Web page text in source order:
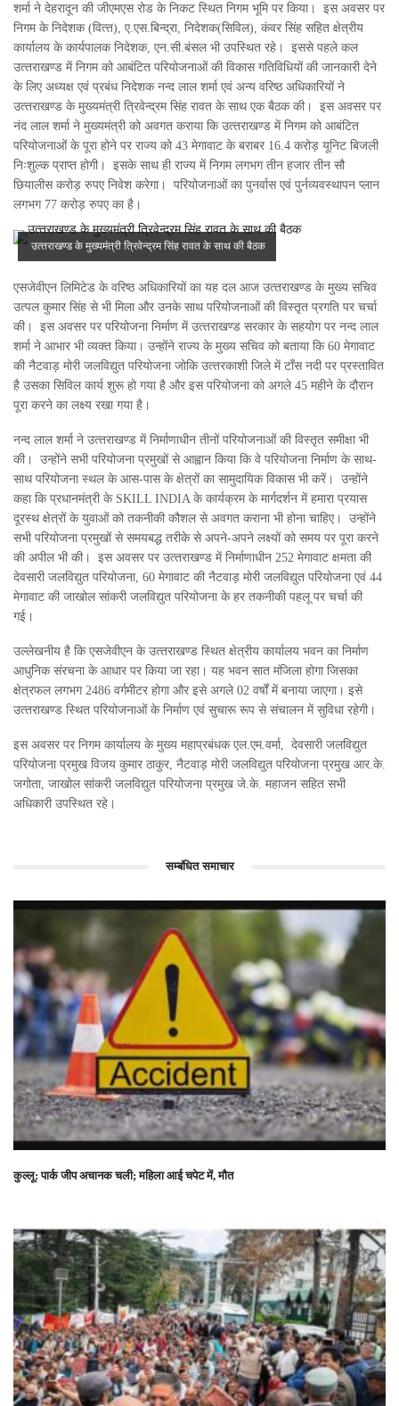
शर्मा ने देहरादून की जीएमएस रोड के निकट स्थित निगम भूमि पर किया। इस अवसर पर
निगम के निदेशक (वित्‍त), ए.एस.बिन्‍द्रा, निदेशक(सिविल), कंवर सिंह सहित क्षेत्रीय
कार्यालय के कार्यपालक निदेशक, एन.सी.बंसल भी उपस्थित रहे। इससे पहले कल
उत्‍तराखण्‍ड में निगम को आबंटित परियोजनाओं की विकास गतिविधियों की जानकारी देने
के लिए अध्‍यक्ष एवं प्रबंध निदेशक नन्‍द लाल शर्मा एवं अन्‍य वरिष्‍ठ अधिकारियों ने
उत्‍तराखण्‍ड के मुख्‍यमंत्री त्रिवेन्द्रम सिंह रावत के साथ एक बैठक की। इस अवसर पर
नंद लाल शर्मा ने मुख्‍यमंत्री को अवगत कराया कि उत्‍तराखण्‍ड में निगम को आबंटित
परियोजनाओं के पूरा होने पर राज्‍य को 43 मेगावाट के बराबर 16.4 करोड़ यूनिट बिजली
निःशुल्‍क प्राप्‍त होगी। इसके साथ ही राज्‍य में निगम लगभग तीन हजार तीन सौ
छियालीस करोड़ रुपए निवेश करेगा। परियोजनाओं का पुनर्वास एवं पुर्नव्‍यवस्‍थापन प्‍लान
लगभग 77 करोड़ रुपए का है।
उत्‍तराखण्‍ड के मुख्‍यमंत्री त्रिवेन्द्रम सिंह रावत के साथ की बैठक
एसजेवीएन लिमिटेड के वरिष्‍ठ अधिकारियों का यह दल आज उत्‍तराखण्‍ड के मुख्‍य सचिव
उत्‍पल कुमार सिंह से भी मिला और उनके साथ परियोजनाओं की विस्‍तृत प्रगति पर चर्चा
की। इस अवसर पर परियोजना निर्माण में उत्‍तराखण्‍ड सरकार के सहयोग पर नन्द लाल
शर्मा ने आभार भी व्‍यक्‍त किया। उन्‍होंने राज्‍य के मुख्‍य सचिव को बताया कि 60 मेगावाट
की नैटवाड़ मोरी जलविद्युत परियोजना जोकि उत्‍तरकाशी जिले में टॉंस नदी पर प्रस्‍तावित
है उसका सिविल कार्य शुरू हो गया है और इस परियोजना को अगले 45 महीने के दौरान
पूरा करने का लक्ष्‍य रखा गया है।
नन्‍द लाल शर्मा ने उत्‍तराखण्‍ड में निर्माणाधीन तीनों परियोजनाओं की विस्‍तृत समीक्षा भी
की। उन्होंने सभी परियोजना प्रमुखों से आह्वान किया कि वे परियोजना निर्माण के साथ-
साथ परियोजना स्‍थल के आस-पास के क्षेत्रों का सामुदायिक विकास भी करें। उन्‍होंने
कहा कि प्रधानमंत्री के SKILL INDIA के कार्यक्रम के मार्गदर्शन में हमारा प्रयास
दूरस्‍थ क्षेत्रों के युवाओं को तकनीकी कौशल से अवगत कराना भी होना चाहिए। उन्‍होंने
सभी परियोजना प्रमुखों से समयबद्ध तरीके से अपने-अपने लक्ष्‍यों को समय पर पूरा करने
की अपील भी की। इस अवसर पर उत्‍तराखण्‍ड में निर्माणाधीन 252 मेगावाट क्षमता की
देवसारी जलविद्युत परियोजना, 60 मेगावाट की नैटवाड़ मोरी जलविद्युत परियोजना एवं 44
मेगावाट की जाखोल सांकरी जलविद्युत परियोजना के हर तकनीकी पहलू पर चर्चा की
गई।
उल्‍लेखनीय है कि एसजेवीएन के उत्‍तराखण्‍ड स्थित क्षेत्रीय कार्यालय भवन का निर्माण
आधुनिक संरचना के आधार पर किया जा रहा। यह भवन सात मंजिला होगा जिसका
क्षेत्रफल लगभग 2486 वर्गमीटर होगा और इसे अगले 02 वर्षों में बनाया जाएगा। इसे
उत्‍तराखण्‍ड स्थित परियोजनाओं के निर्माण एवं सुचारू रूप से संचालन में सुविधा रहेगी।
इस अवसर पर निगम कार्यालय के मुख्‍य महाप्रबंधक एल.एम.वर्मा, देवसारी जलविद्युत
परियोजना प्रमुख विजय कुमार ठाकुर, नैटवाड़ मोरी जलविद्युत परियोजना प्रमुख आर.के.
जगोता, जाखोल सांकरी जलविद्युत परियोजना प्रमुख जे.के. महाजन सहित सभी
अधिकारी उपस्थित रहे।
सम्बंधित समाचार
कुल्लू: पार्क जीप अचानक चली; महिला आई चपेट में, मौत